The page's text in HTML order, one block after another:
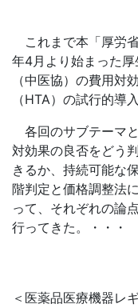
これまで本「厚労
年4月より始まった
（中医協）の費用対
（HTA）の試行的導
各回のサブテーマ
対効果の良否をどう
きるか、持続可能な
階判定と価格調整法
って、それぞれの論
行ってきた。・・・
＜医薬品医療機器レ